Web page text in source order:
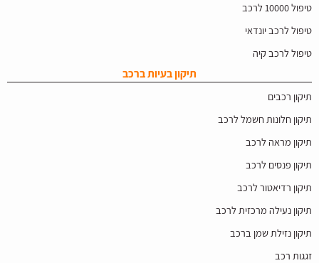
טיפול 10000 לרכב
טיפול לרכב יונדאי
טיפול לרכב קיה
תיקון בעיות ברכב
תיקון רכבים
תיקון חלונות חשמל לרכב
תיקון מראה לרכב
תיקון פנסים לרכב
תיקון רדיאטור לרכב
תיקון נעילה מרכזית לרכב
תיקון נזילת שמן ברכב
זגגות רכב